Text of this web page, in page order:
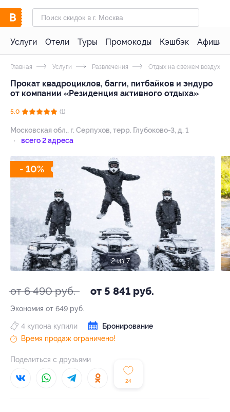
Услуги Отели Туры Промокоды Кэшбэк Афиша
Главная Услуги Развлечения Отдых на свежем воздухе
Прокат квадроциклов, багги, питбайков и эндуро
от компании «Резиденция активного отдыха»
5.0 (1)
Московская обл., г. Серпухов, терр. Глубоково-3, д. 1
всего 2 адреса
- 10%
3 из 7
от 6 490 руб. от 5 841 руб.
Экономия от 649 руб.
24
4 купона купили
Бронирование
Время продаж ограничено!
Поделиться с друзьями